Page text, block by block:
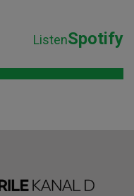
ListenSpotify